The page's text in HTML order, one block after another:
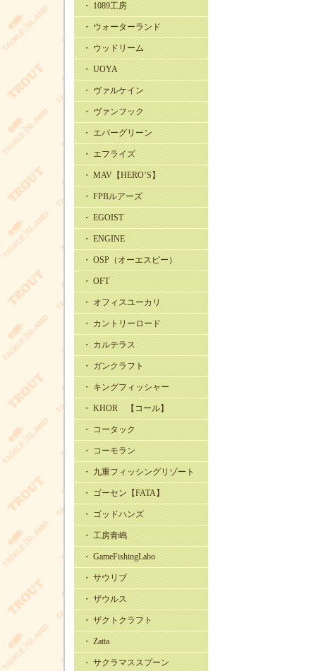
・ 1089工房
・ ウォーターランド
・ ウッドリーム
・ UOYA
・ ヴァルケイン
・ ヴァンフック
・ エバーグリーン
・ エフライズ
・ MAV【HERO’S】
・ FPBルアーズ
・ EGOIST
・ ENGINE
・ OSP（オーエスピー）
・ OFT
・ オフィスユーカリ
・ カントリーロード
・ カルテラス
・ ガンクラフト
・ キングフィッシャー
・ KHOR 【コール】
・ コータック
・ コーモラン
・ 九重フィッシングリゾート
・ ゴーセン【FATA】
・ ゴッドハンズ
・ 工房青嶋
・ GameFishingLabo
・ サウリブ
・ ザウルス
・ ザクトクラフト
・ Zatta
・ サクラマススプーン